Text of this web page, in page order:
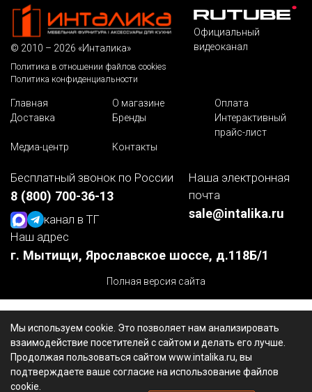
Мы используем cookie. Это позволяет нам анализировать
взаимодействие посетителей с сайтом и делать его лучше.
Продолжая пользоваться сайтом www.intalika.ru, вы
подтверждаете ваше согласие на использование файлов
cookie.
© 2010 – 2026 «Инталика»
Политика в отношении файлов cookies
Политика конфиденциальности
Официальный
видеоканал
Главная О магазине
Оплата
Доставка
Бренды
Интерактивный
прайс-лист
Медиа-центр
Контакты
Бесплатный звонок по России
8 (800) 700-36-13
канал в ТГ
Наша электронная
почта
sale@intalika.ru
Наш адрес
г. Мытищи, Ярославское шоссе, д.118Б/1
Полная версия сайта